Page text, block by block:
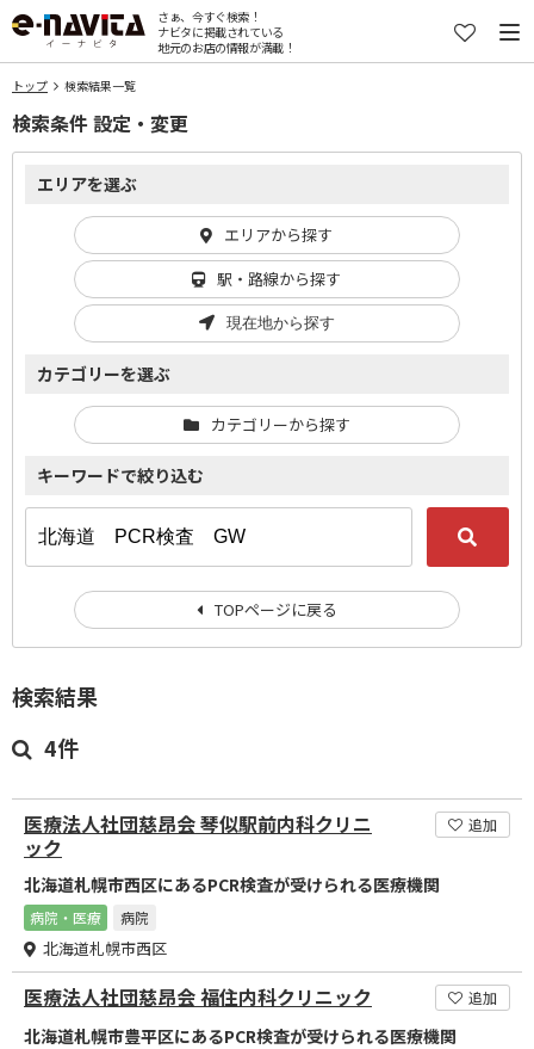
さぁ、今すぐ検索！
ナビタに掲載されている
地元のお店の情報が満載！
トップ 検索結果一覧
検索結果
4件
医療法人社団慈昂会 琴似駅前内科クリニ
ック
追加
北海道札幌市西区にあるPCR検査が受けられる医療機関
病院・医療 病院
北海道札幌市西区
医療法人社団慈昂会 福住内科クリニック 追加
北海道札幌市豊平区にあるPCR検査が受けられる医療機関
検索条件 設定・変更
エリアを選ぶ
エリアから探す
駅・路線から探す
現在地から探す
カテゴリーを選ぶ
カテゴリーから探す
キーワードで絞り込む
TOPページに戻る